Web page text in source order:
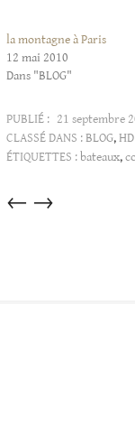
la montagne à Paris
12 mai 2010
Dans "BLOG"
PUBLIÉ : 21 septembre
CLASSÉ DANS :BLOG,HD
ÉTIQUETTES : bateaux,
Articles
→
←